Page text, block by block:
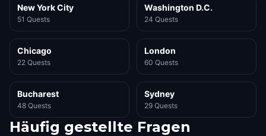
New York City
51 Quests
Washington D.C.
24 Quests
Chicago
22 Quests
London
60 Quests
Bucharest
48 Quests
Sydney
29 Quests
Häufig gestellte Fragen